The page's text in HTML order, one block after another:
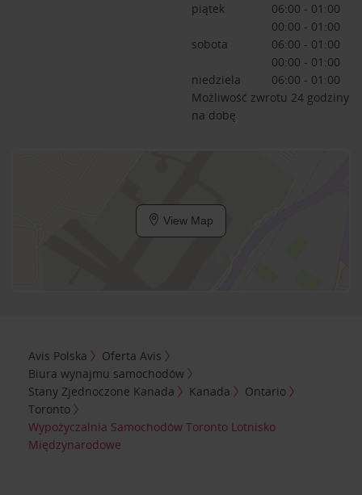
piątek
06:00 - 01:00
00:00 - 01:00
sobota
06:00 - 01:00
00:00 - 01:00
niedziela
06:00 - 01:00
Możliwość zwrotu 24 godziny
na dobę
View Map
Avis Polska
Oferta Avis
Biura wynajmu samochodów
Stany Zjednoczone Kanada
Kanada
Ontario
Toronto
Wypożyczalnia Samochodów Toronto Lotnisko
Międzynarodowe